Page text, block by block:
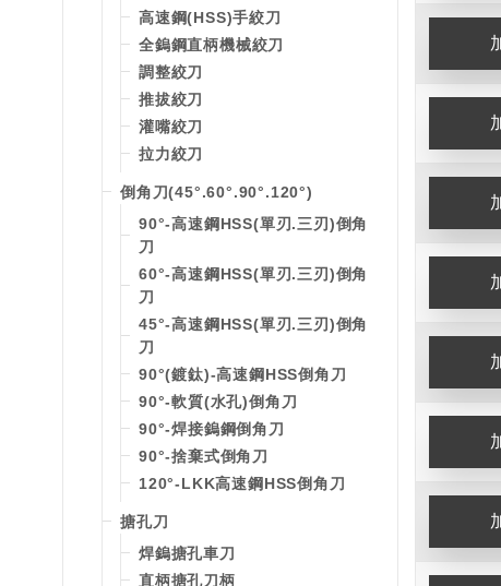
高速鋼(HSS)手絞刀
全鎢鋼直柄機械絞刀
調整絞刀
推拔絞刀
灌嘴絞刀
拉力絞刀
倒角刀(45°.60°.90°.120°)
90°-高速鋼HSS(單刃.三刃)倒角
刀
60°-高速鋼HSS(單刃.三刃)倒角
刀
45°-高速鋼HSS(單刃.三刃)倒角
刀
90°(鍍鈦)-高速鋼HSS倒角刀
90°-軟質(水孔)倒角刀
90°-焊接鎢鋼倒角刀
90°-捨棄式倒角刀
120°-LKK高速鋼HSS倒角刀
搪孔刀
焊鎢搪孔車刀
直柄搪孔刀柄